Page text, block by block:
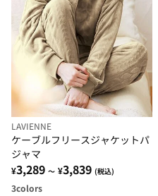
LAVIENNE
ケーブルフリースジャケットパ
ジャマ
¥3,289 ～ ¥3,839 (税込)
3colors